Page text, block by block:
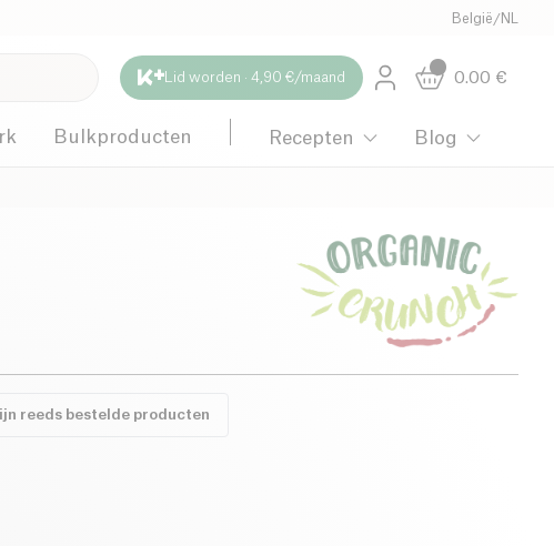
België /NL
Lid worden · 4,90 €/maand 0.00 €
Bulkproducten Recepten Blog
reeds bestelde producten